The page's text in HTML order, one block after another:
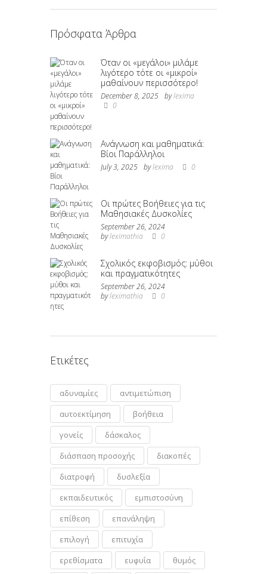
Πρόσφατα Άρθρα
Όταν οι «μεγάλοι» μιλάμε
λιγότερο τότε οι «μικροί»
μαθαίνουν περισσότερο!
December 8, 2025 bylexima
0
Ανάγνωση και μαθηματικά:
Βίοι Παράλληλοι
July 3, 2025 bylexima 0
Οι πρώτες Βοήθειες για τις
Μαθησιακές Δυσκολίες
September 26, 2024
byleximathia 0
Σχολικός εκφοβισμός: μύθοι
και πραγματικότητες
September 26, 2024
byleximathia 0
Ετικέτες
αδυναμίες
αντιμετώπιση
αυτοεκτίμηση
βοήθεια
γονείς
δάσκαλος
διάσπαση προσοχής
διακοπές
διατροφή
δυσλεξία
εκπαιδευτικός
εμπιστοσύνη
επίθεση
επανάληψη
επιλογή
επιτυχία
ερεθίσματα
ευφυΐα
θυμός